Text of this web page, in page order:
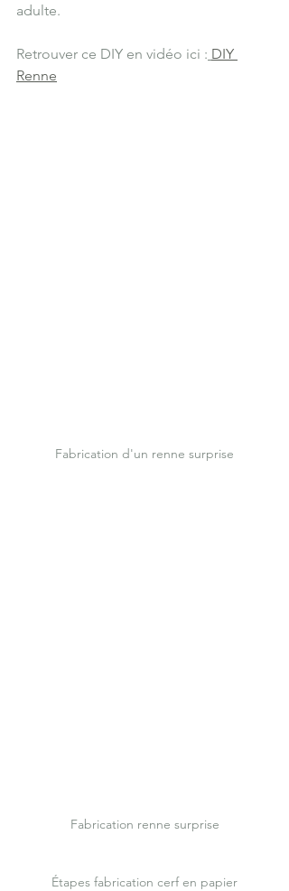
adulte.
Retrouver ce DIY en vidéo ici : DIY
Renne
Fabrication d'un renne surprise
Fabrication renne surprise
Étapes fabrication cerf en papier